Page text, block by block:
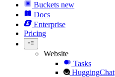
Buckets new
Docs
Enterprise
Pricing
Website
Tasks
HuggingChat